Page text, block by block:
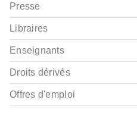
Presse
Libraires
Enseignants
Droits dérivés
Offres d'emploi